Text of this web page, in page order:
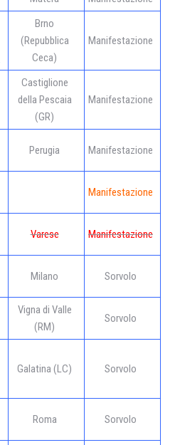
Brno
(Repubblica
Ceca)
Manifestazione
Castiglione
della Pescaia
(GR)
Manifestazione
Perugia Manifestazione
Manifestazione
Varese Manifestazione
Milano Sorvolo
Vigna di Valle
(RM)
Sorvolo
Galatina (LC) Sorvolo
Roma Sorvolo